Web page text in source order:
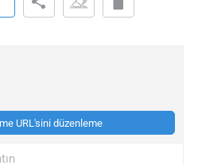
URL'sini düzenleme